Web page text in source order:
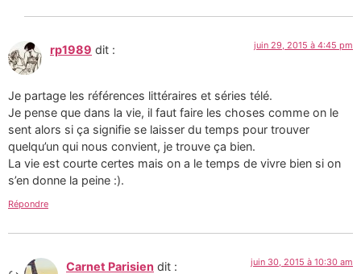
rp1989 dit : juin 29, 2015 à 4:45 pm
Je partage les références littéraires et séries télé.
Je pense que dans la vie, il faut faire les choses comme on le
sent alors si ça signifie se laisser du temps pour trouver
quelqu’un qui nous convient, je trouve ça bien.
La vie est courte certes mais on a le temps de vivre bien si on
s’en donne la peine :).
Répondre
Carnet Parisien dit : juin 30, 2015 à 10:30 am